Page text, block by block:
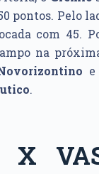
pontos. Pelo
com 45.
na
.
X